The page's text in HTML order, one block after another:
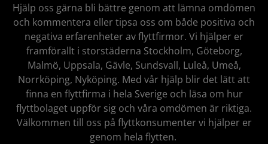
Hjälp oss gärna bli bättre genom att lämna omdömen
och kommentera eller tipsa oss om både positiva och
negativa erfarenheter av flyttfirmor. Vi hjälper er
framförallt i storstäderna Stockholm, Göteborg,
Malmö, Uppsala, Gävle, Sundsvall, Luleå, Umeå,
Norrköping, Nyköping. Med vår hjälp blir det lätt att
finna en flyttfirma i hela Sverige och läsa om hur
flyttbolaget uppför sig och våra omdömen är riktiga.
Välkommen till oss på flyttkonsumenter vi hjälper er
genom hela flytten.